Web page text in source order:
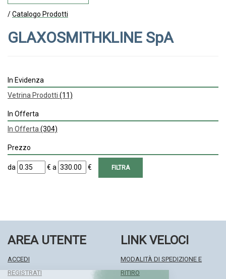
/Catalogo Prodotti
GLAXOSMITHKLINE SpA
In Evidenza
Vetrina Prodotti (11)
In Offerta
In Offerta (304)
Prezzo
filtra
da
da €
filtra
a
a €
AREA UTENTE
ACCEDI
REGISTRATI
LINK VELOCI
MODALITÀ DI SPEDIZIONE E
RITIRO